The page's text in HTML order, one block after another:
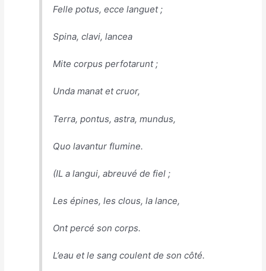
Felle potus, ecce languet ;
Spina, clavi, lancea
Mite corpus perfotarunt ;
Unda manat et cruor,
Terra, pontus, astra, mundus,
Quo lavantur flumine.
(IL a langui, abreuvé de fiel ;
Les épines, les clous, la lance,
Ont percé son corps.
L’eau et le sang coulent de son côté.